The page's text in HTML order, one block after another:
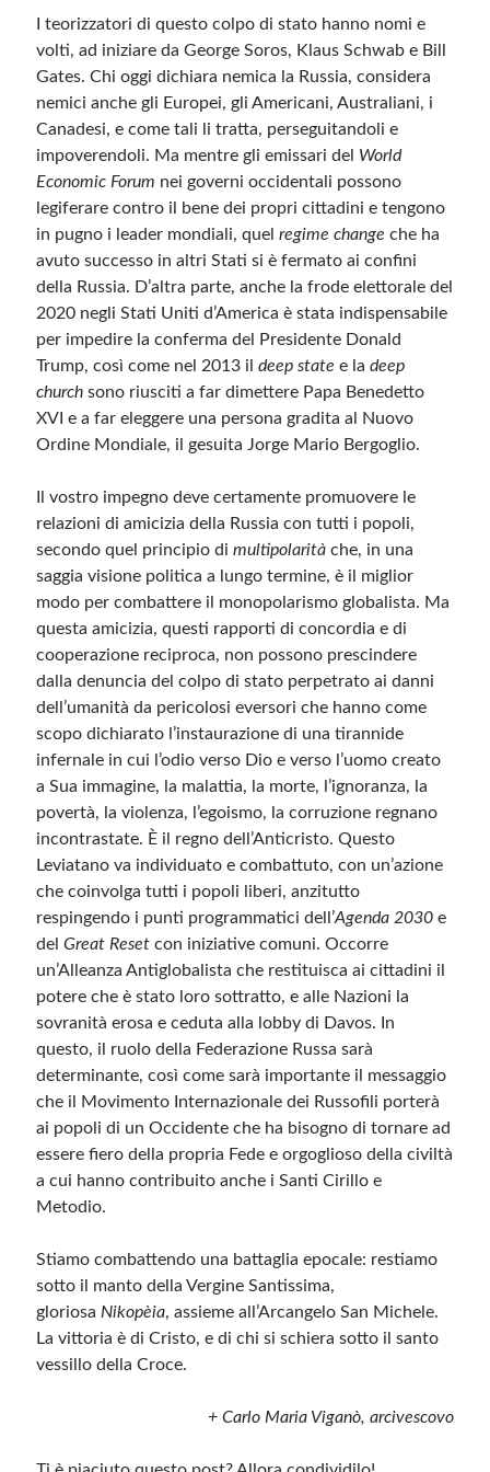
I teorizzatori di questo colpo di stato hanno nomi e
volti, ad iniziare da George Soros, Klaus Schwab e Bill
Gates. Chi oggi dichiara nemica la Russia, considera
nemici anche gli Europei, gli Americani, Australiani, i
Canadesi, e come tali li tratta, perseguitandoli e
impoverendoli. Ma mentre gli emissari del World
Economic Forum nei governi occidentali possono
legiferare contro il bene dei propri cittadini e tengono
in pugno i leader mondiali, quel regime change che ha
avuto successo in altri Stati si è fermato ai confini
della Russia. D’altra parte, anche la frode elettorale del
2020 negli Stati Uniti d’America è stata indispensabile
per impedire la conferma del Presidente Donald
Trump, così come nel 2013 il deep state e la deep
church sono riusciti a far dimettere Papa Benedetto
XVI e a far eleggere una persona gradita al Nuovo
Ordine Mondiale, il gesuita Jorge Mario Bergoglio.
Il vostro impegno deve certamente promuovere le
relazioni di amicizia della Russia con tutti i popoli,
secondo quel principio di multipolarità che, in una
saggia visione politica a lungo termine, è il miglior
modo per combattere il monopolarismo globalista. Ma
questa amicizia, questi rapporti di concordia e di
cooperazione reciproca, non possono prescindere
dalla denuncia del colpo di stato perpetrato ai danni
dell’umanità da pericolosi eversori che hanno come
scopo dichiarato l’instaurazione di una tirannide
infernale in cui l’odio verso Dio e verso l’uomo creato
a Sua immagine, la malattia, la morte, l’ignoranza, la
povertà, la violenza, l’egoismo, la corruzione regnano
incontrastate. È il regno dell’Anticristo. Questo
Leviatano va individuato e combattuto, con un’azione
che coinvolga tutti i popoli liberi, anzitutto
respingendo i punti programmatici dell’Agenda 2030 e
del Great Reset con iniziative comuni. Occorre
un’Alleanza Antiglobalista che restituisca ai cittadini il
potere che è stato loro sottratto, e alle Nazioni la
sovranità erosa e ceduta alla lobby di Davos. In
questo, il ruolo della Federazione Russa sarà
determinante, così come sarà importante il messaggio
che il Movimento Internazionale dei Russofili porterà
ai popoli di un Occidente che ha bisogno di tornare ad
essere fiero della propria Fede e orgoglioso della civiltà
a cui hanno contribuito anche i Santi Cirillo e
Metodio.
Stiamo combattendo una battaglia epocale: restiamo
sotto il manto della Vergine Santissima,
gloriosa Nikopèia, assieme all’Arcangelo San Michele.
La vittoria è di Cristo, e di chi si schiera sotto il santo
vessillo della Croce.
+ Carlo Maria Viganò, arcivescovo